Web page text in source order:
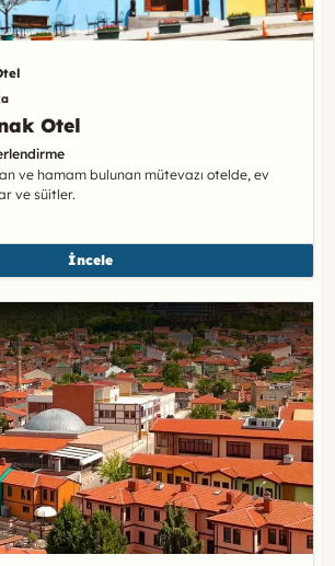
Otel
ve hamam bulunan mütevazı otelde, ev
ve süitler.
İncele